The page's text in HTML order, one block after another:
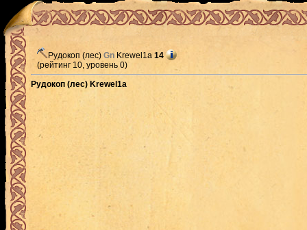
Рудокоп (лес) Gn Krewel1a 14
(рейтинг 10, уровень 0)
Рудокоп (лес) Krewel1a